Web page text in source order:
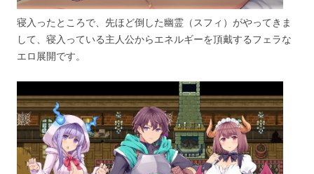
寝入ったところで、先ほど倒した幽霊（スフィ）がやってきま
して、寝入っている主人公からエネルギーを頂戴するフェラな
エロ展開です。